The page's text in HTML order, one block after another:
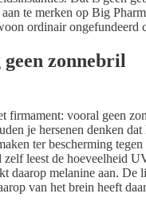
te merken op Big
ordinair ongefundeerd
zonnebril
firmament: vooral geen
je hersenen denken dat
ter bescherming
leest de hoeveelheid
daarop melanine aan. De
van het brein heeft